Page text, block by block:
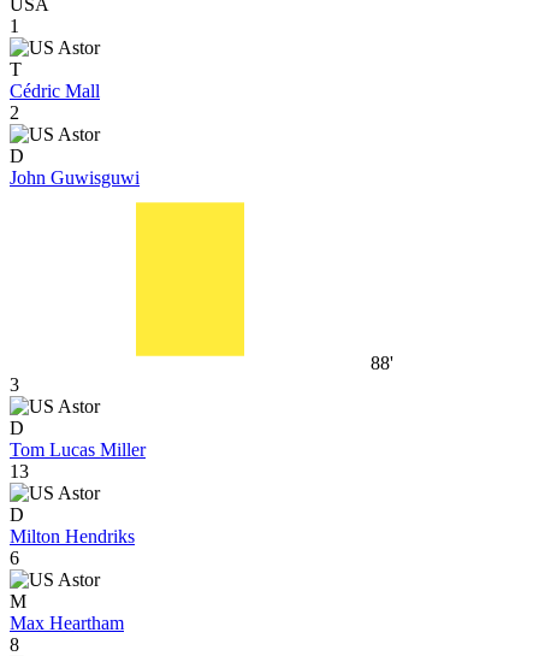
USA
1
T
Cédric Mall
2
D
John Guwisguwi
88'
3
D
Tom Lucas Miller
13
D
Milton Hendriks
6
M
Max Heartham
8